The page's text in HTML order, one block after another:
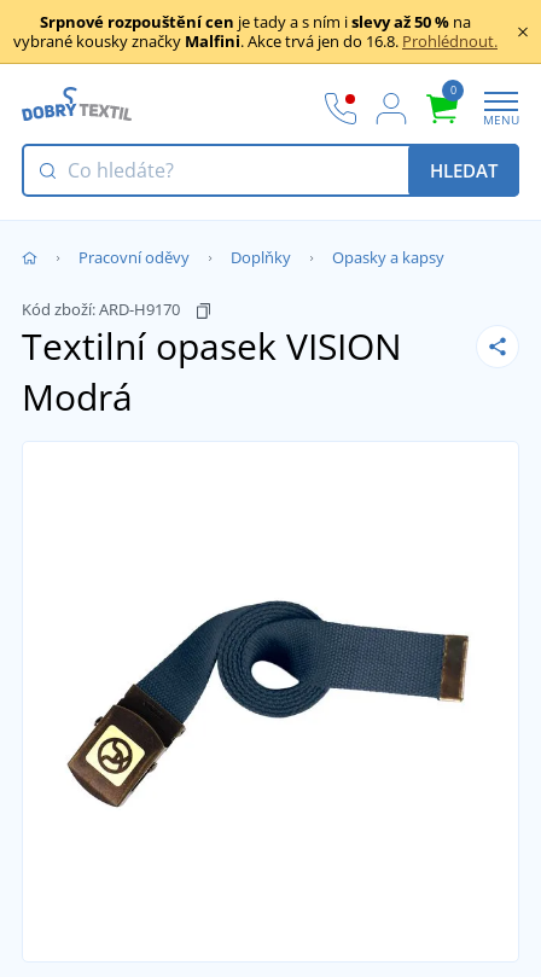
Srpnové rozpouštění cen je tady a s ním islevy až 50 % na
vybrané kousky značky Malfini. Akce trvá jen do 16.8. Prohlédnout.
0
MENU
HLEDAT
Pracovní oděvy Doplňky Opasky a kapsy
Kód zboží:ARD-H9170
Textilní opasek VISION
Modrá